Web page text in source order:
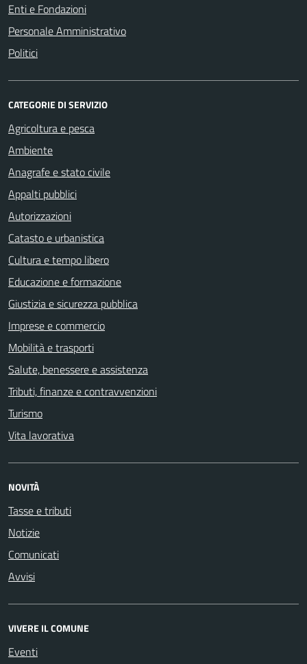
Enti e Fondazioni
Personale Amministrativo
Politici
CATEGORIE DI SERVIZIO
Agricoltura e pesca
Ambiente
Anagrafe e stato civile
Appalti pubblici
Autorizzazioni
Catasto e urbanistica
Cultura e tempo libero
Educazione e formazione
Giustizia e sicurezza pubblica
Imprese e commercio
Mobilità e trasporti
Salute, benessere e assistenza
Tributi, finanze e contravvenzioni
Turismo
Vita lavorativa
NOVITÀ
Tasse e tributi
Notizie
Comunicati
Avvisi
VIVERE IL COMUNE
Eventi